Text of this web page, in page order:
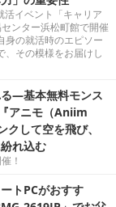
トPCがおすす
2619JP」でお父
もいっしょにプレ
をプレゼントした息子
「手記の加筆」は
？集まってプレイ
イしたことある人、全